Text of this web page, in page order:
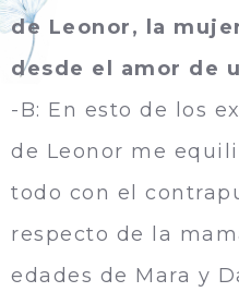
de Leonor, la
desde el amor de
-B: En esto de los
de Leonor me
todo con el
respecto de la
edades de Mara y